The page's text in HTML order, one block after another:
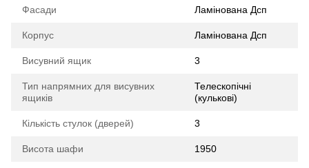
Фасади Ламінована Дсп
Корпус Ламінована Дсп
Висувний ящик 3
Тип напрямних для висувних
ящиків
Телескопічні
(кулькові)
Кількість стулок (дверей) 3
Висота шафи 1950